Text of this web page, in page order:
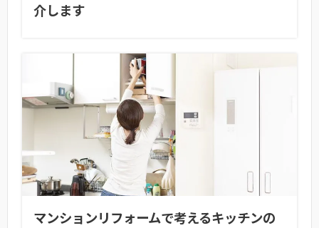
介します
マンションリフォームで考えるキッチンの